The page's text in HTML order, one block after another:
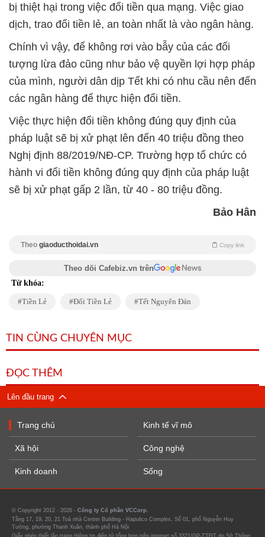
bị thiệt hại trong việc đổi tiền qua mạng. Việc giao
dịch, trao đổi tiền lẻ, an toàn nhất là vào ngân hàng.
Chính vì vậy, để không rơi vào bẫy của các đối
tượng lừa đảo cũng như bảo vệ quyền lợi hợp pháp
của mình, người dân dịp Tết khi có nhu cầu nên đến
các ngân hàng để thực hiện đổi tiền.
Việc thực hiện đổi tiền không đúng quy định của
pháp luật sẽ bị xử phạt lên đến 40 triệu đồng theo
Nghị định 88/2019/NĐ-CP. Trường hợp tổ chức có
hành vi đổi tiền không đúng quy định của pháp luật
sẽ bị xử phạt gấp 2 lần, từ 40 - 80 triệu đồng.
Bảo Hân
Theo giaoducthoidai.vn Copy link
Theo dõi Cafebiz.vn trên
Từ khóa:
Tiền Lẻ Đổi Tiền Lẻ Tết Nguyên Đán
TIN CÙNG CHUYÊN MỤC
ĐỌC THÊM
Lên đầu trang
Trang chủ
Xã hội
Kinh doanh
Kinh tế vĩ mô
Công nghệ
Sống
© Copyright 2012 - 2026 - Công ty Cổ phần VCCorp.
Tầng 17, 19, 20, 21 Toà nhà Center Building - Hapulico Complex, Số 01, phố Nguyễn Huy
Tưởng, phường Thanh Xuân, thành phố Hà Nội
Giấy phép thiết lập trang thông tin điện tử tổng hợp trên internet số 3321/GP-TTĐT do Sở Thông